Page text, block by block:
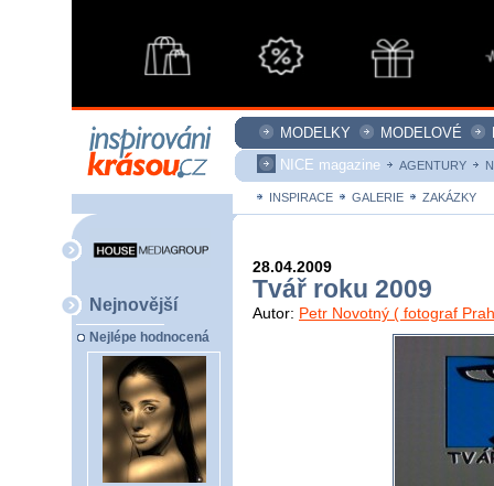
MODELKY MODELOVÉ
NICE magazine
AGENTURY
INSPIRACE GALERIE ZAKÁZKY
Nejnovější
Nejlépe hodnocená
28.04.2009
Tvář roku 2009
Autor: Petr Novotný ( fotograf